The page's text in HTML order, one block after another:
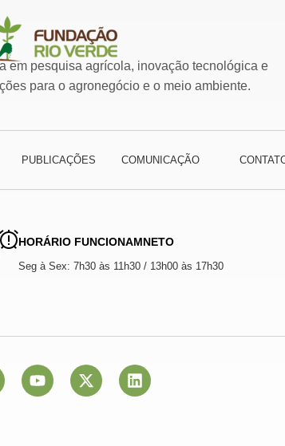
em pesquisa agrícola, inovação tecnológica e
para o agronegócio e o meio ambiente.
PUBLICAÇÕES COMUNICAÇÃO
HORÁRIO FUNCIONAMNETO
Seg à Sex: 7h30 às 11h30 / 13h00 às 17h30